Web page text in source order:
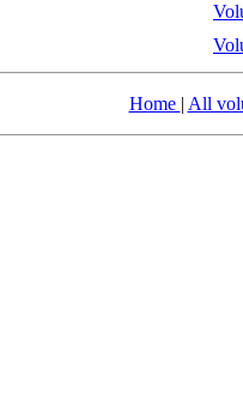
Home | All